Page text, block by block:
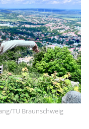
TU Braunschweig